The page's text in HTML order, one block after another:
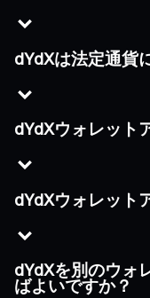
dYdXは法定通貨
dYdXウォレット
dYdXウォレット
dYdXを別のウォ
ばよいですか？